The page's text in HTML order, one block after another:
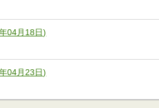
04月18日)
04月23日)